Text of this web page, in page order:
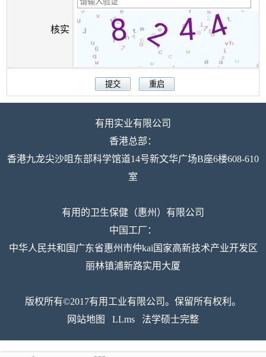
核实
有用实业有限公司
香港总部：
香港九龙尖沙咀东部科学馆道14号新文华广场B座6楼608-610
室
有用的卫生保健（惠州）有限公司
中国工厂：
中华人民共和国广东省惠州市仲kai国家高新技术产业开发区
丽林镇浦新路实用大厦
版权所有©2017有用工业有限公司。保留所有权利。
网站地图
LLms 法学硕士完整